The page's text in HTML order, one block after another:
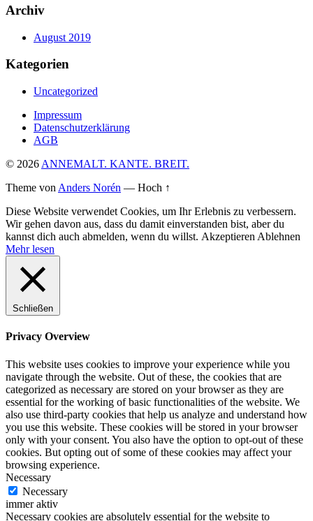
Archiv
August 2019
Kategorien
Uncategorized
Impressum
Datenschutzerklärung
AGB
© 2026 ANNEMALT. KANTE. BREIT.
Theme von Anders Norén — Hoch ↑
Diese Website verwendet Cookies, um Ihr Erlebnis zu verbessern.
Wir gehen davon aus, dass du damit einverstanden bist, aber du
kannst dich auch abmelden, wenn du willst. Akzeptieren Ablehnen
Mehr lesen
Schließen
Privacy Overview
This website uses cookies to improve your experience while you
navigate through the website. Out of these, the cookies that are
categorized as necessary are stored on your browser as they are
essential for the working of basic functionalities of the website. We
also use third-party cookies that help us analyze and understand how
you use this website. These cookies will be stored in your browser
only with your consent. You also have the option to opt-out of these
cookies. But opting out of some of these cookies may affect your
browsing experience.
Necessary
Necessary
immer aktiv
Necessary cookies are absolutely essential for the website to